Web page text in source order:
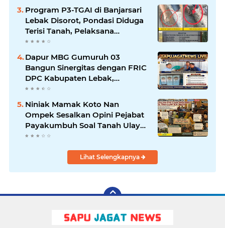
Program P3-TGAI di Banjarsari
Lebak Disorot, Pondasi Diduga
Terisi Tanah, Pelaksana
Terancam Sanksi Berat Hingga
Dapur MBG Gumuruh 03
Bangun Sinergitas dengan FRIC
DPC Kabupaten Lebak,
Komitmen Jalankan SOP BGN
Pusat
Niniak Mamak Koto Nan
Ompek Sesalkan Opini Pejabat
Payakumbuh Soal Tanah Ulayat
Demi Jabatan
Lihat Selengkapnya